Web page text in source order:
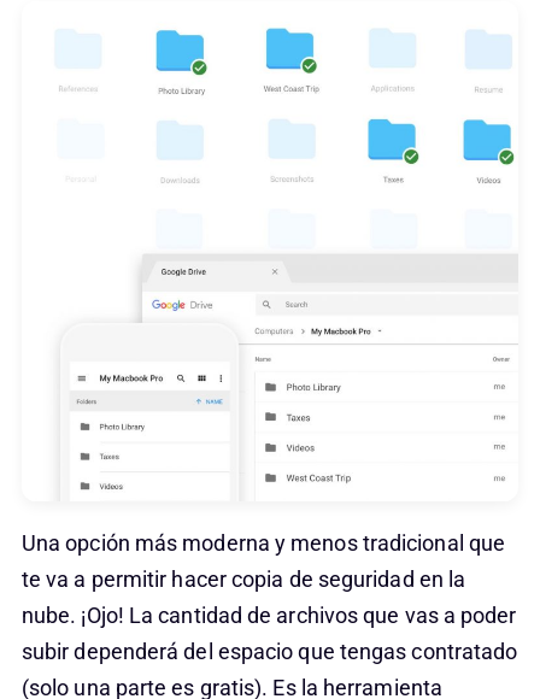
Una opción más moderna y menos tradicional que
te va a permitir hacer copia de seguridad en la
nube. ¡Ojo! La cantidad de archivos que vas a poder
subir dependerá del espacio que tengas contratado
(solo una parte es gratis). Es la herramienta